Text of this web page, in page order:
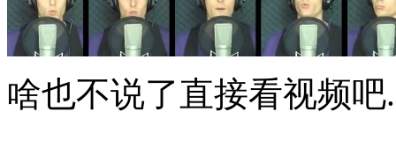
啥也不说了直接看视频吧